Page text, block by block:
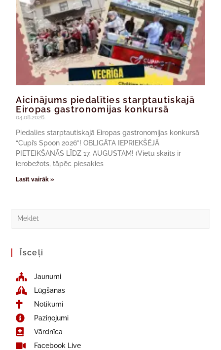
Aicinājums piedalīties starptautiskajā
Eiropas gastronomijas konkursā
04.08.2026.
Piedalies starptautiskajā Eiropas gastronomijas konkursā
“Cupi’s Spoon 2026”! OBLIGĀTA IEPRIEKŠĒJĀ
PIETEIKŠANĀS LĪDZ 17. AUGUSTAM! (Vietu skaits ir
ierobežots, tāpēc piesakies
Lasīt vairāk »
Īsceļi
Jaunumi
Lūgšanas
Notikumi
Paziņojumi
Vārdnīca
Facebook Live